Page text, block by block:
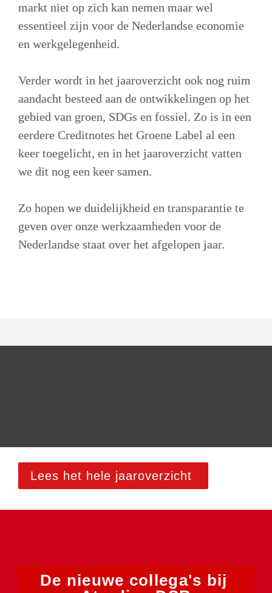
markt niet op zich kan nemen maar wel
essentieel zijn voor de Nederlandse economie
en werkgelegenheid.
Verder wordt in het jaaroverzicht ook nog ruim
aandacht besteed aan de ontwikkelingen op het
gebied van groen, SDGs en fossiel. Zo is in een
eerdere Creditnotes het Groene Label al een
keer toegelicht, en in het jaaroverzicht vatten
we dit nog een keer samen.
Zo hopen we duidelijkheid en transparantie te
geven over onze werkzaamheden voor de
Nederlandse staat over het afgelopen jaar.
Lees het hele jaaroverzicht
De nieuwe collega's bij